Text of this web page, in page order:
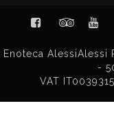
Enoteca
-
VAT